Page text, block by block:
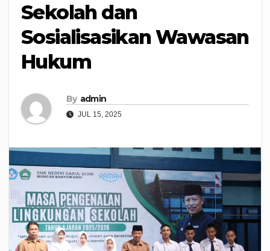
Sekolah dan
Sosialisasikan Wawasan
Hukum
By admin
JUL 15, 2025